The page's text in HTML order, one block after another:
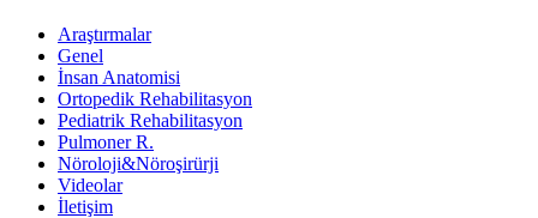
Araştırmalar
Genel
İnsan Anatomisi
Ortopedik Rehabilitasyon
Pediatrik Rehabilitasyon
Pulmoner R.
Nöroloji&Nöroşirürji
Videolar
İletişim